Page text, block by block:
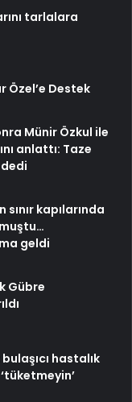
tarlalara
Özel’e Destek
Münir Özkul ile
anlattı: Taze
kapılarında
geldi
Gübre
hastalık